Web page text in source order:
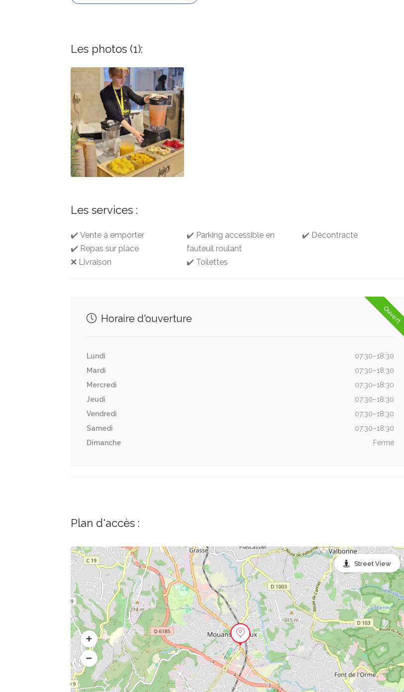
Les photos (1):
Les services :
✔️ Vente à emporter
✔️ Repas sur place
❌ Livraison
✔️ Parking accessible en
fauteuil roulant
✔️ Toilettes
✔️ Décontracté
Ouvert
Horaire d'ouverture
Lundi
07:30–18:30
Mardi
07:30–18:30
Mercredi
07:30–18:30
Jeudi
07:30–18:30
Vendredi
07:30–18:30
Samedi
07:30–18:30
Dimanche
Fermé
Plan d'accès :
Street View